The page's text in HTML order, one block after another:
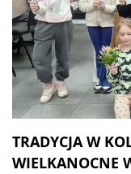
TRADYCJA W
WIELKANOCNE